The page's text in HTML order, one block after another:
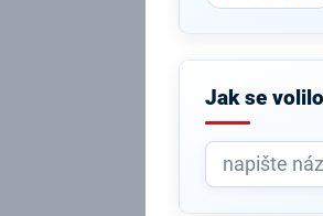
Jak se